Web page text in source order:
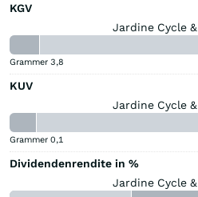
KGV
Jardine Cycle
Grammer 3,8
KUV
Jardine Cycle
Grammer 0,1
Dividendenrendite in %
Jardine Cycle